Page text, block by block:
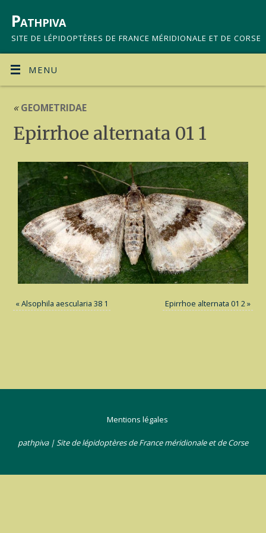
Pathpiva
SITE DE LÉPIDOPTÈRES DE FRANCE MÉRIDIONALE ET DE CORSE
MENU
«GEOMETRIDAE
Epirrhoe alternata 01 1
«Alsophila aescularia 38 1 Epirrhoe alternata 01 2»
Mentions légales
pathpiva | Site de lépidoptères de France méridionale et de Corse